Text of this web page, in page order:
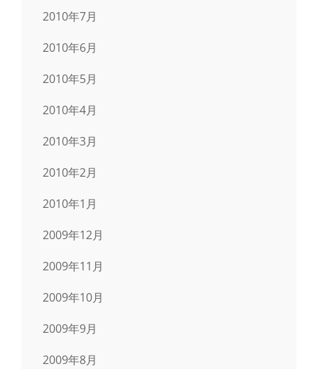
2010年7月
2010年6月
2010年5月
2010年4月
2010年3月
2010年2月
2010年1月
2009年12月
2009年11月
2009年10月
2009年9月
2009年8月